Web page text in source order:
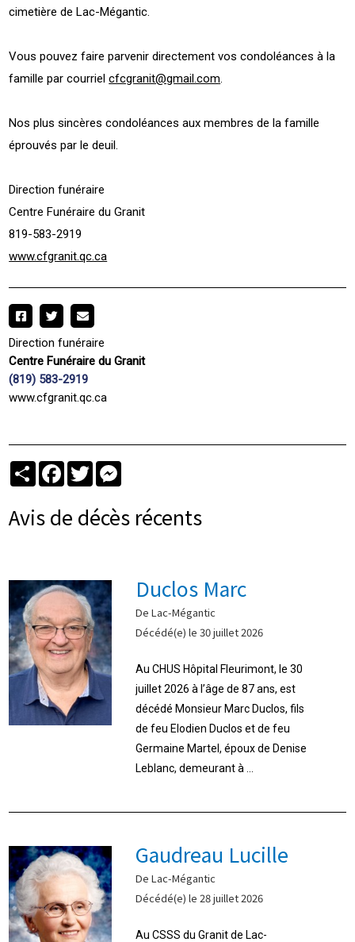
cimetière de Lac-Mégantic.
Vous pouvez faire parvenir directement vos condoléances à la
famille par courrielcfcgranit@gmail.com.
Nos plus sincères condoléances aux membres de la famille
éprouvés par le deuil.
Direction funéraire
Centre Funéraire du Granit
819-583-2919
www.cfgranit.qc.ca
Direction funéraire
Centre Funéraire du Granit
(819) 583-2919
www.cfgranit.qc.ca
PartagerFacebook
Twitter
Avis de décès récents
Duclos Marc
De Lac-Mégantic
Décédé(e) le 30 juillet 2026
Au CHUS Hôpital Fleurimont, le 30
juillet 2026 à l’âge de 87 ans, est
décédé Monsieur Marc Duclos, fils
de feu Elodien Duclos et de feu
Germaine Martel, époux de Denise
Leblanc, demeurant à ...
Gaudreau Lucille
De Lac-Mégantic
Décédé(e) le 28 juillet 2026
Au CSSS du Granit de Lac-